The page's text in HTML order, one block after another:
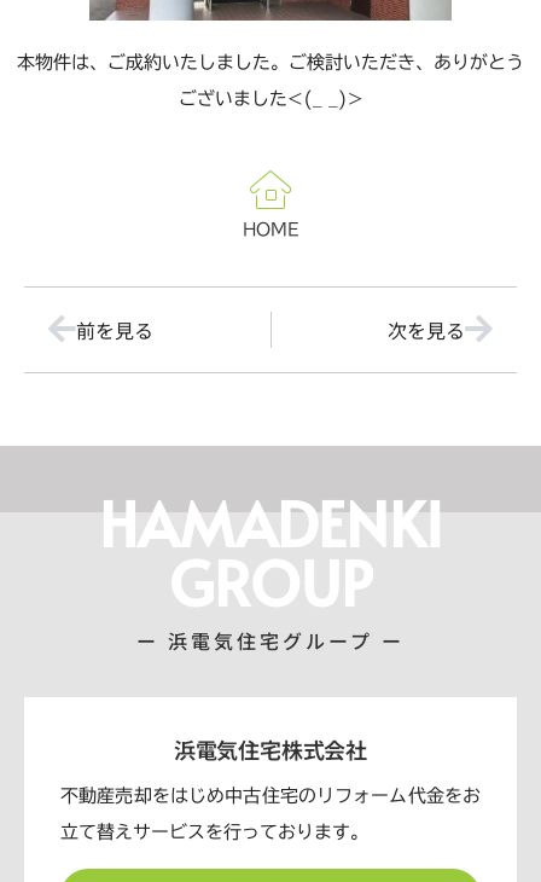
本物件は、ご成約いたしました。ご検討いただき、ありがとう
ございました<(_ _)>
HOME
前を見る 次を見る
HAMADENKI
GROUP
ー 浜電気住宅グループ ー
浜電気住宅株式会社
不動産売却をはじめ中古住宅のリフォーム代金をお
立て替えサービスを行っております。